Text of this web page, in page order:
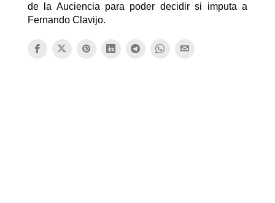
de la Auciencia para poder decidir si imputa a
Fernando Clavijo.